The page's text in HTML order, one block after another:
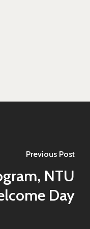
Previous Post
NTU
Day